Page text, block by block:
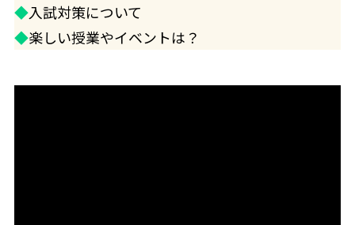
◆入試対策について
◆楽しい授業やイベントは？